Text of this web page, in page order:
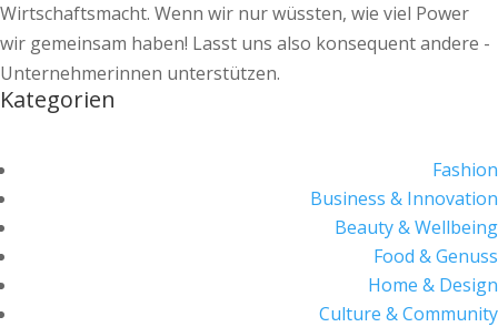
Wirtschaftsmacht. Wenn wir nur wüssten, wie viel Power
wir gemeinsam haben! Lasst uns also konsequent andere ­
Unternehmerinnen unterstützen.
Kategorien
Fashion
Business & Innovation
Beauty & Wellbeing
Food & Genuss
Home & Design
Culture & Community